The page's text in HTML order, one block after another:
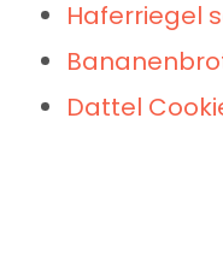
Haferriegel
Dattel